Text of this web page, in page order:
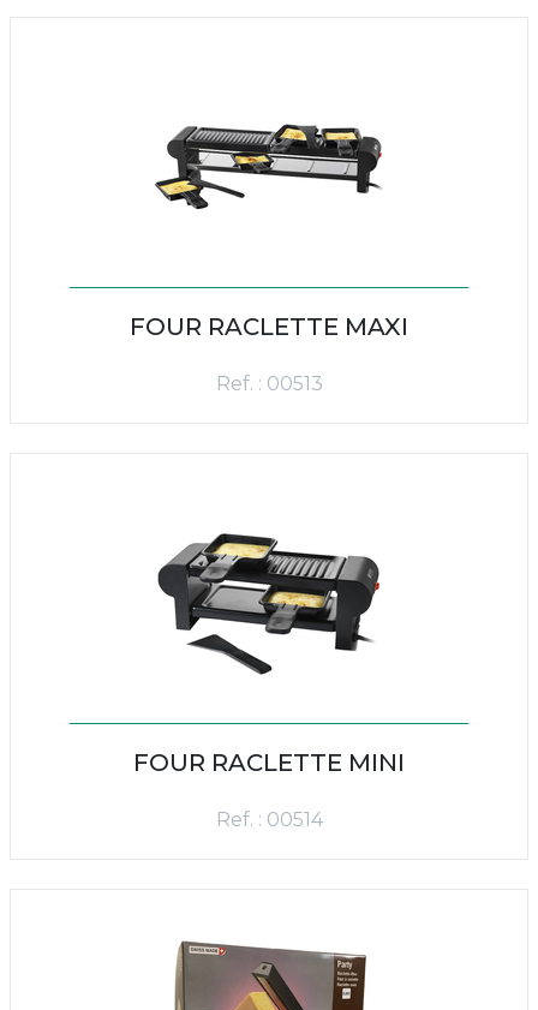
FOUR RACLETTE MAXI
Ref. : 00513
FOUR RACLETTE MINI
Ref. : 00514